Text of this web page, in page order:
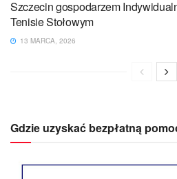
Szczecin gospodarzem
Tenisie Stołowym
13 MARCA, 2026
Gdzie uzyskać bezpłatną